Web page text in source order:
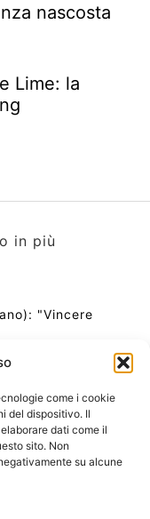
come i cookie
del dispositivo. Il
dati come il
sito. Non
su alcune
nascosta
Lime: la
in più
"Vincere
Essere per
alla Quinta